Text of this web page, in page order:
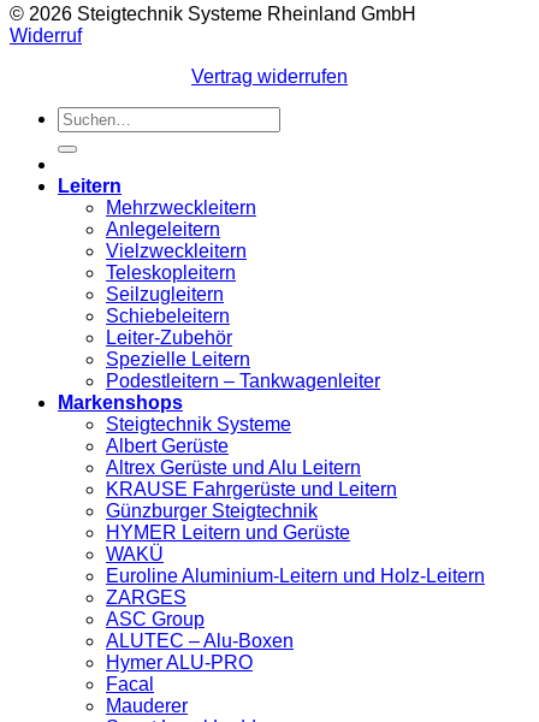
© 2026 Steigtechnik Systeme Rheinland GmbH
Widerruf
Vertrag widerrufen
Suchen
nach:
Leitern
Mehrzweckleitern
Anlegeleitern
Vielzweckleitern
Teleskopleitern
Seilzugleitern
Schiebeleitern
Leiter-Zubehör
Spezielle Leitern
Podestleitern – Tankwagenleiter
Markenshops
Steigtechnik Systeme
Albert Gerüste
Altrex Gerüste und Alu Leitern
KRAUSE Fahrgerüste und Leitern
Günzburger Steigtechnik
HYMER Leitern und Gerüste
WAKÜ
Euroline Aluminium-Leitern und Holz-Leitern
ZARGES
ASC Group
ALUTEC – Alu-Boxen
Hymer ALU-PRO
Facal
Mauderer